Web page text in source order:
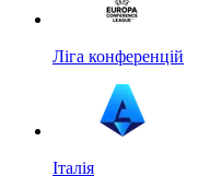
Ліга конференцій
Італія